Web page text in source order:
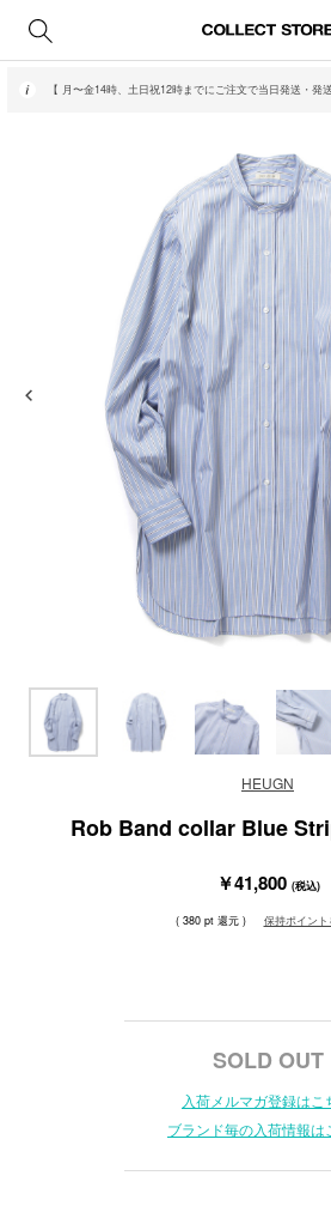
【 月〜金14時、土日祝12時までにご注文で当日発送・発
HEUGN
Rob Band collar Blue
￥41,800 (税込)
( 380 pt 還元 ) 保持ポイント
SOLD OUT
入荷メルマガ登録はこ
ブランド毎の入荷情報は